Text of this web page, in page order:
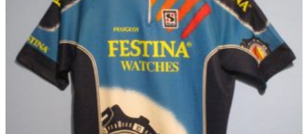
scelte
nella
pagina
del
prodotto